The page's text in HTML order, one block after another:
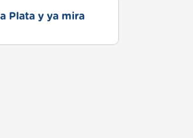
Plata y ya mira